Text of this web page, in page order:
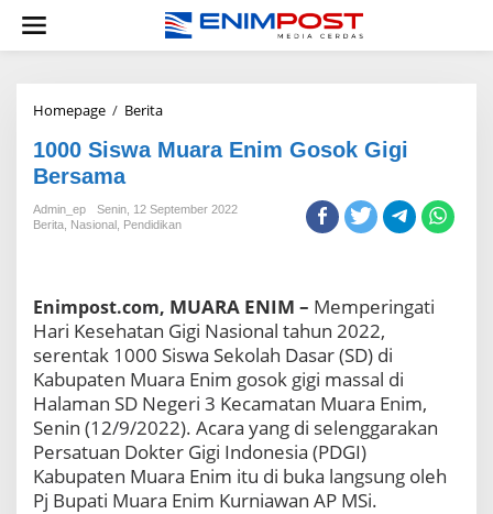
konten
Homepage / Berita1000
Muara
Gigi
Bersama
1000 Siswa Muara Enim Gosok Gigi
Bersama
Admin_ep
Senin, 12 September 2022
Berita Nasional Pendidikan
Enimpost.com, MUARA ENIM – Memperingati
Hari Kesehatan Gigi Nasional tahun 2022,
serentak 1000 Siswa Sekolah Dasar (SD) di
Kabupaten Muara Enim gosok gigi massal di
Halaman SD Negeri 3 Kecamatan Muara Enim,
Senin (12/9/2022). Acara yang di selenggarakan
Persatuan Dokter Gigi Indonesia (PDGI)
Kabupaten Muara Enim itu di buka langsung oleh
Pj Bupati Muara Enim Kurniawan AP MSi.